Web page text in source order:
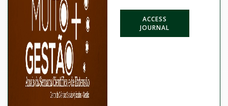
ACCESS
JOURNAL